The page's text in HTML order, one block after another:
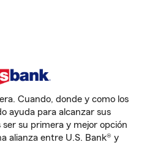
Cuando, donde y como los
ayuda para alcanzar sus
su primera y mejor opción
alianza entre U.S. Bank® y